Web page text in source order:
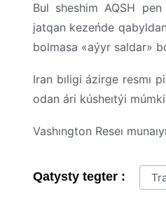
Bul sheshim AQSH
jatqan kezeńde
bolmasa «aýyr saldar»
Iran bıligi ázirge resmı
odan ári kúsheıtýi
Vashıngton Reseı
Qatysty tegter :